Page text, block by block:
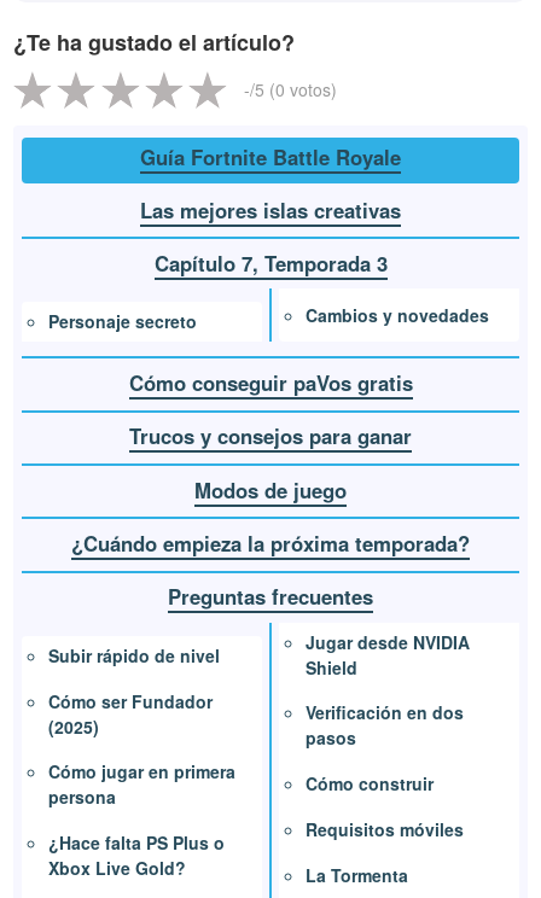
¿Te ha gustado el artículo?
-/5 (0 votos)
Guía Fortnite Battle Royale
Las mejores islas creativas
Capítulo 7, Temporada 3
Personaje secreto Cambios y novedades
Cómo conseguir paVos gratis
Trucos y consejos para ganar
Modos de juego
¿Cuándo empieza la próxima temporada?
Preguntas frecuentes
Subir rápido de nivel
Cómo ser Fundador
(2025)
Cómo jugar en primera
persona
¿Hace falta PS Plus o
Xbox Live Gold?
Jugar desde NVIDIA
Shield
Verificación en dos
pasos
Cómo construir
Requisitos móviles
La Tormenta